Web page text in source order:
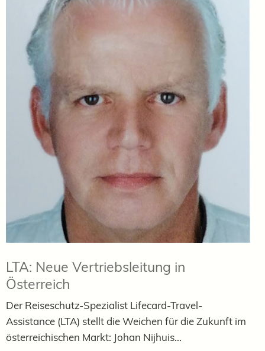
LTA: Neue Vertriebsleitung in
Österreich
Der Reiseschutz-Spezialist Lifecard-Travel-
Assistance (LTA) stellt die Weichen für die Zukunft im
österreichischen Markt: Johan Nijhuis...